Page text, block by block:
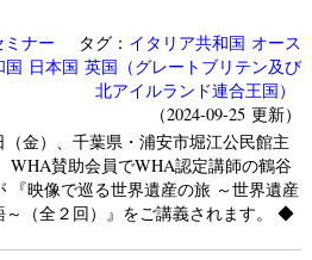
ナー タグ： イタリア共和国 オース
国 日本国 英国（グレートブリテン及び
北アイルランド連合王国）
（2024-09-25 更新）
（金）、千葉県・浦安市堀江公民館主
WHA賛助会員でWHA認定講師の鶴谷
『映像で巡る世界遺産の旅 ～世界遺産
～（全２回）』をご講義されます。 ◆